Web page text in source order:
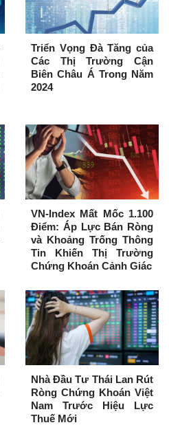
Triển Vọng Đà Tăng của
Các Thị Trường Cận
Biên Châu Á Trong Năm
2024
VN-Index Mất Mốc 1.100
Điểm: Áp Lực Bán Ròng
và Khoảng Trống Thông
Tin Khiến Thị Trường
Chứng Khoán Cảnh Giác
Nhà Đầu Tư Thái Lan Rút
Ròng Chứng Khoán Việt
Nam Trước Hiệu Lực
Thuế Mới